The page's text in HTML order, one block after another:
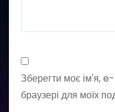
Зберегти моє ім'я,
браузері для моїх